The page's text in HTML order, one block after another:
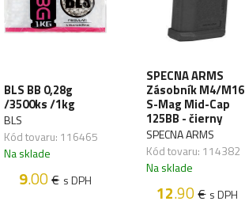
BLS BB 0,28g
/3500ks /1kg
BLS
Kód tovaru: 116465
Na sklade
9.00€ s DPH
SPECNA ARMS
Zásobník M4/M16
S-Mag Mid-Cap
125BB - čierny
SPECNA ARMS
Kód tovaru: 114382
Na sklade
12.90€ s DPH